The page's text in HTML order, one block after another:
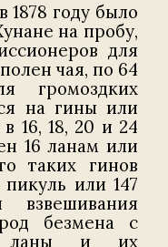
1878 году было
на пробу,
для
чая, по 64
громоздких
на гины или
16, 18, 20 и 24
16 ланам или
таких гинов
или 147
безмена с
ланы и их